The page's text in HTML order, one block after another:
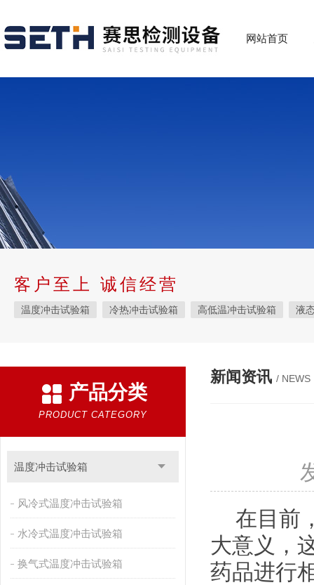
网站首页
客户至上 诚信经营
温度冲击试验箱 冷热冲击试验箱 高低温冲击试验箱 液
霉菌试验箱 应力筛选试验箱 IPX9K淋雨箱 温湿度检定箱
盐雾试验箱 老化试验箱
自然恒温对流试验箱 自动化产线高低温试验箱
新能源专用设备 PCT高压加速老化试验机 维修进口试验箱
绝缘裂化.特性评价系统
产品分类
PRODUCT CATEGORY
温度冲击试验箱
风冷式温度冲击试验箱
水冷式温度冲击试验箱
换气式温度冲击试验箱
新闻资讯 / NEWS
在目前
大意义，
药品进行